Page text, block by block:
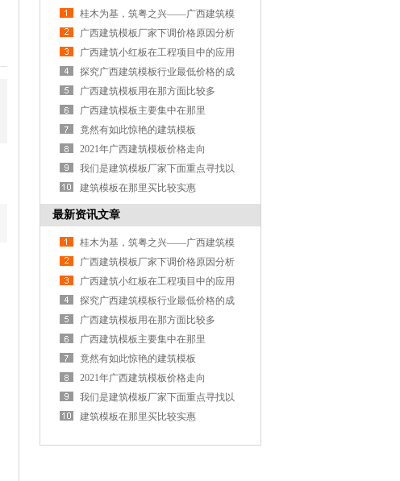
桂木为基，筑粤之兴——广西建筑模
板深耕广东市场纪实
广西建筑模板厂家下调价格原因分析
广西建筑小红板在工程项目中的应用
探究广西建筑模板行业最低价格的成
因
广西建筑模板用在那方面比较多
广西建筑模板主要集中在那里
竟然有如此惊艳的建筑模板
2021年广西建筑模板价格走向
我们是建筑模板厂家下面重点寻找以
下人群
建筑模板在那里买比较实惠
最新资讯文章
桂木为基，筑粤之兴——广西建筑模
板深耕广东市场纪实
广西建筑模板厂家下调价格原因分析
广西建筑小红板在工程项目中的应用
探究广西建筑模板行业最低价格的成
因
广西建筑模板用在那方面比较多
广西建筑模板主要集中在那里
竟然有如此惊艳的建筑模板
2021年广西建筑模板价格走向
我们是建筑模板厂家下面重点寻找以
下人群
建筑模板在那里买比较实惠